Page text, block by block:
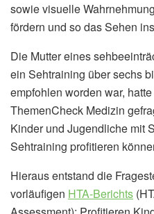
sowie visuelle
fördern und so das Sehen
Die Mutter eines
ein Sehtraining über sechs
empfohlen worden war,
ThemenCheck Medizin
Kinder und Jugendliche mit
Sehtraining profitieren
Hieraus entstand die
vorläufigen HTA-Berichts